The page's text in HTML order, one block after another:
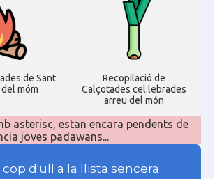
de Sant
móm
Recopilació de
Calçotades cel.lebrades
arreu del món
asterisc, estan encara pendents de
joves padawans...
cop d'ull a la llista sencera